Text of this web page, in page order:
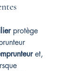
protège
et,